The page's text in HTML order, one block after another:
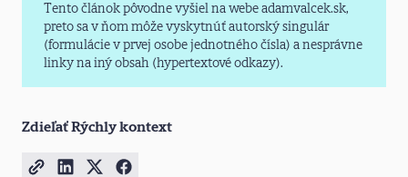
Tento článok pôvodne vyšiel na webe adamvalcek.sk,
preto sa v ňom môže vyskytnúť autorský singulár
(formulácie v prvej osobe jednotného čísla) a nesprávne
linky na iný obsah (hypertextové odkazy).
Zdieľať Rýchly kontext